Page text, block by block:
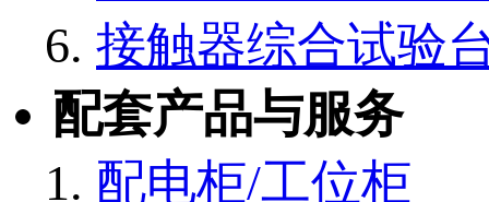
接触器综合试验
配套产品与服务
配电柜/工位柜